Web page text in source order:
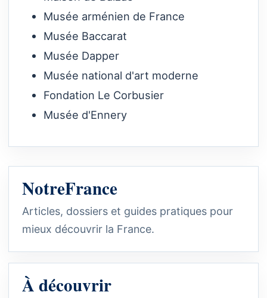
Musée arménien de France
Musée Baccarat
Musée Dapper
Musée national d'art moderne
Fondation Le Corbusier
Musée d'Ennery
NotreFrance
Articles, dossiers et guides pratiques pour
mieux découvrir la France.
À découvrir